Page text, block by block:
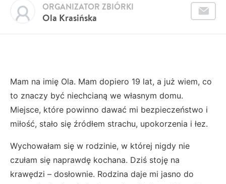
Ola Krasińska
ORGANIZATOR ZBIÓRKI
Mam na imię Ola. Mam dopiero 19 lat, a już wiem, co
to znaczy być niechcianą we własnym domu.
Miejsce, które powinno dawać mi bezpieczeństwo i
miłość, stało się źródłem strachu, upokorzenia i łez.
Wychowałam się w rodzinie, w której nigdy nie
czułam się naprawdę kochana. Dziś stoję na
krawędzi – dosłownie. Rodzina daje mi jasno do